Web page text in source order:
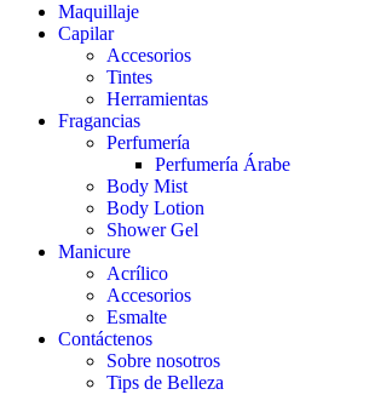
Maquillaje
Capilar
Accesorios
Tintes
Herramientas
Fragancias
Perfumería
Perfumería Árabe
Body Mist
Body Lotion
Shower Gel
Manicure
Acrílico
Accesorios
Esmalte
Contáctenos
Sobre nosotros
Tips de Belleza